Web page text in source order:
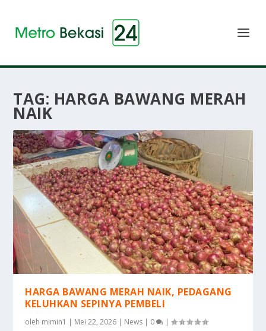
TAG: HARGA BAWANG MERAH
NAIK
HARGA BAWANG MERAH NAIK, PEDAGANG
KELUHKAN SEPINYA PEMBELI
oleh mimin1 | Mei 22, 2026 | News | 0 |